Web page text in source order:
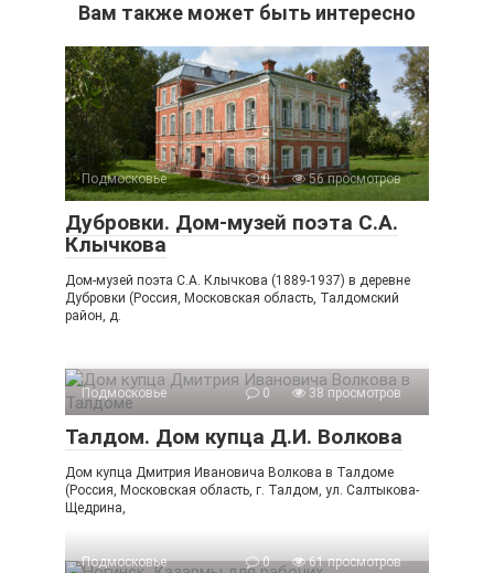
Вам также может быть интересно
Подмосковье 0 56 просмотров
Дубровки. Дом-музей поэта С.А.
Клычкова
Дом-музей поэта С.А. Клычкова (1889-1937) в деревне
Дубровки (Россия, Московская область, Талдомский
район, д.
Подмосковье 0 38 просмотров
Талдом. Дом купца Д.И. Волкова
Дом купца Дмитрия Ивановича Волкова в Талдоме
(Россия, Московская область, г. Талдом, ул. Салтыкова-
Щедрина,
Подмосковье 0 61 просмотров